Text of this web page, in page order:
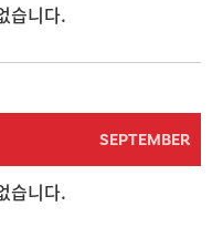
습니다.
SEPTEMBER
습니다.